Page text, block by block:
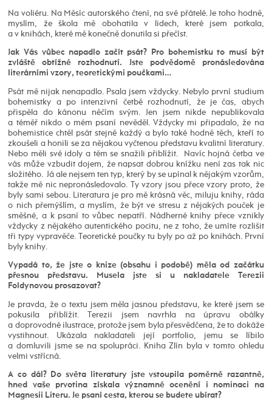
Na voliéru. Na Měsíc autorského čtení, na své přátelé. Je toho hodně,
myslím, že škola mě obohatila v lidech, které jsem potkala,
a v knihách, které mě konečně donutila si přečíst.
Jak Vás vůbec napadlo začít psát? Pro bohemistku to musí být
zvláště obtížné rozhodnutí. Jste podvědomě pronásledována
literárními vzory, teoretickými poučkami…
Psát mě nijak nenapadlo. Psala jsem vždycky. Nebylo první studium
bohemistky a po intenzivní četbě rozhodnutí, že je čas, abych
přispěla do kánonu něčím svým. Jen jsem nikde nepublikovala
a téměř nikdo o mém psaní nevěděl. Vždycky mi připadalo, že na
bohemistice chtěl psát stejně každý a bylo také hodně těch, kteří to
zkoušeli a honili se za nějakou vyčtenou představu kvalitní literatury.
Nebo měli své idoly a těm se snažili přiblížit. Navíc hojná četba ve
vás může vzbudit dojem, že napsat dobrou knížku není zas tak nic
složitého. Já ale nejsem ten typ, který by se upínal k nějakým vzorům,
takže mě nic nepronásledovalo. Ty vzory jsou přece vzory proto, že
byly sami sebou. Literatura je pro mě krásná věc, miluju knihy, ráda
o nich přemýšlím, a myslím, že být ve stresu z nějakých pouček je
směšné, a k psaní to vůbec nepatří. Nádherné knihy přece vznikly
vždycky z nějakého autentického pocitu, ne z toho, že umíte rozlišit
tři typy vypravěče. Teoretické poučky tu byly po až po knihách. První
byly knihy.
Vypadá to, že jste o knize (obsahu i podobě) měla od začátku
přesnou představu. Musela jste si u nakladatele Terezii
Foldynovou prosazovat?
Je pravda, že o textu jsem měla jasnou představu, ke které jsem se
pokusila přiblížit. Terezii jsem navrhla na úpravu obálky
a doprovodné ilustrace, protože jsem byla přesvědčena, že to dokáže
vystihnout. Ukázala nakladateli její portfolio, jemu se líbilo
a domluvili jsme se na spolupráci. Kniha Zlín byla v tomto ohledu
velmi vstřícná.
A co dál? Do světa literatury jste vstoupila poměrně razantně,
hned vaše prvotina získala významné ocenění i nominaci na
Magnesii Literu. Je psaní cesta, kterou se budete ubírat?